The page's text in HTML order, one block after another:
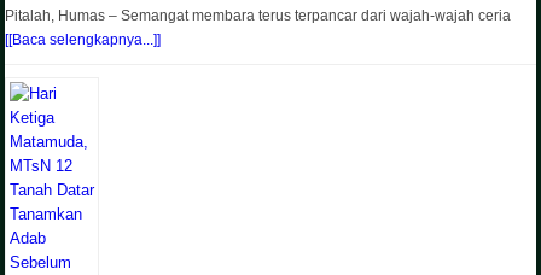
Pitalah, Humas – Semangat membara terus terpancar dari wajah-wajah ceria
[[Baca selengkapnya...]]